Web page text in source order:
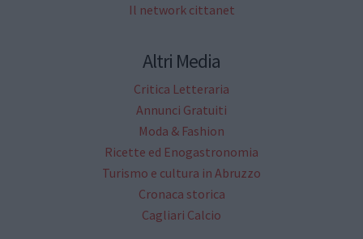
Il network cittanet
Altri Media
Critica Letteraria
Annunci Gratuiti
Moda & Fashion
Ricette ed Enogastronomia
Turismo e cultura in Abruzzo
Cronaca storica
Cagliari Calcio